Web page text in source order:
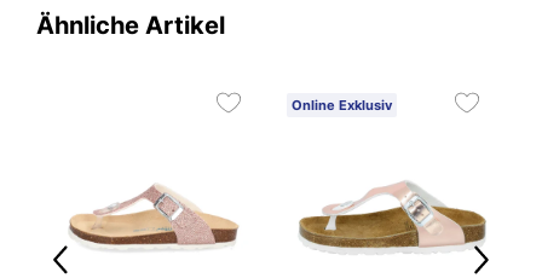
Ähnliche Artikel
Online Exklusiv